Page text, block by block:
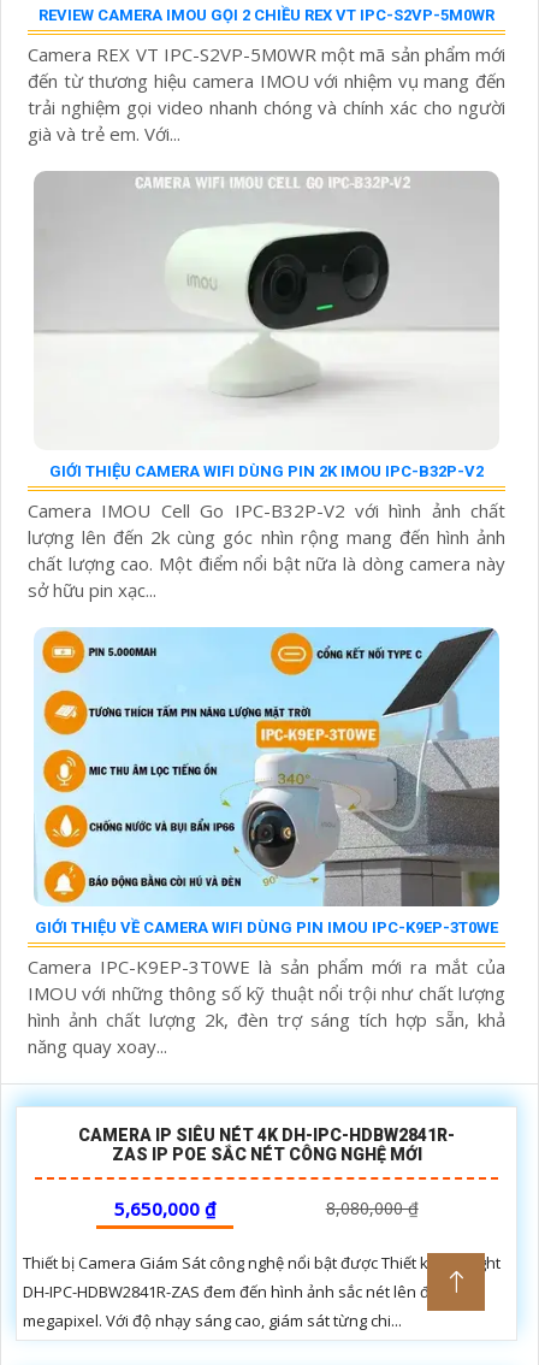
REVIEW CAMERA IMOU GỌI 2 CHIỀU REX VT IPC-S2VP-5M0WR
Camera REX VT IPC-S2VP-5M0WR một mã sản phẩm mới
đến từ thương hiệu camera IMOU với nhiệm vụ mang đến
trải nghiệm gọi video nhanh chóng và chính xác cho người
già và trẻ em. Với...
GIỚI THIỆU CAMERA WIFI DÙNG PIN 2K IMOU IPC-B32P-V2
Camera IMOU Cell Go IPC-B32P-V2 với hình ảnh chất
lượng lên đến 2k cùng góc nhìn rộng mang đến hình ảnh
chất lượng cao. Một điểm nổi bật nữa là dòng camera này
sở hữu pin xạc...
GIỚI THIỆU VỀ CAMERA WIFI DÙNG PIN IMOU IPC-K9EP-3T0WE
Camera IPC-K9EP-3T0WE là sản phẩm mới ra mắt của
IMOU với những thông số kỹ thuật nổi trội như chất lượng
hình ảnh chất lượng 2k, đèn trợ sáng tích hợp sẵn, khả
năng quay xoay...
CAMERA IP SIÊU NÉT 4K DH-IPC-HDBW2841R-
ZAS IP POE SẮC NÉT CÔNG NGHỆ MỚI
5,650,000 ₫ 8,080,000 ₫
Thiết bị Camera Giám Sát công nghệ nổi bật được Thiết kế Starlight
DH-IPC-HDBW2841R-ZAS đem đến hình ảnh sắc nét lên đến 8.0
megapixel. Với độ nhạy sáng cao, giám sát từng chi...